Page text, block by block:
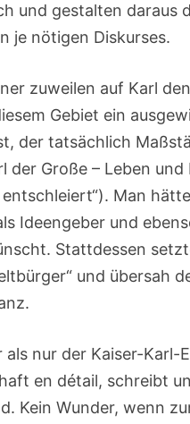
und gestalten daraus
je nötigen Diskurses.
zuweilen auf Karl
Gebiet ein
der tatsächlich
der Große – Leben und
Man
Ideengeber und
Stattdessen
und übersah
nur der Kaiser-Karl-
en détail, schreibt
Kein Wunder, wenn